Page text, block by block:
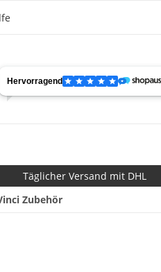
Täglicher Versand mit DHL
Zubehör